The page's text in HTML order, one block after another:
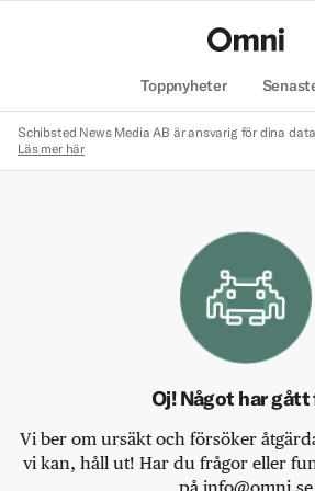
Toppnyheter
Schibsted News Media AB är ansvarig för dina
Läs mer här
Oj! Något har gått
Vi ber om ursäkt och försöker
vi kan, håll ut! Har du frågor eller